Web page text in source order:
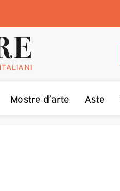
Mostre d’arte Aste